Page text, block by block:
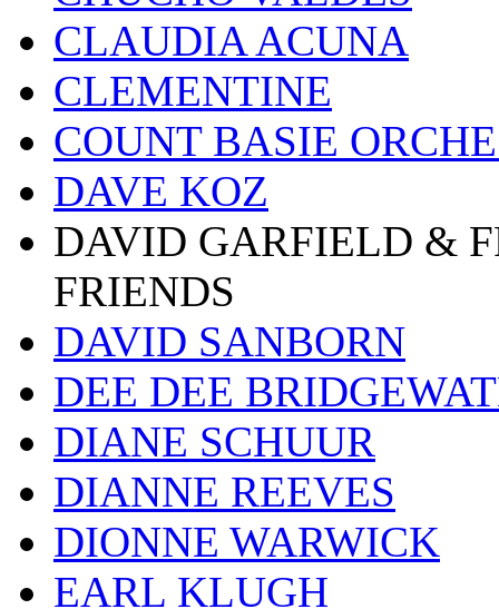
CLAUDIA ACUNA
CLEMENTINE
COUNT BASIE
DAVE KOZ
DAVID GARFIELD &
FRIENDS
DAVID SANBORN
DEE DEE
DIANE SCHUUR
DIANNE REEVES
DIONNE WARWICK
EARL KLUGH